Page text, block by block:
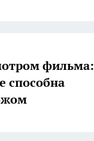
фильма:
способна